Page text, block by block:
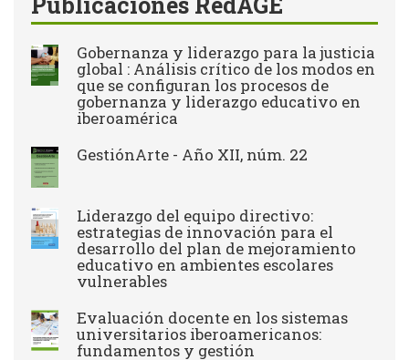
Gobernanza y liderazgo para la justicia
global : Análisis crítico de los modos en
que se configuran los procesos de
gobernanza y liderazgo educativo en
iberoamérica
GestiónArte - Año XII, núm. 22
Liderazgo del equipo directivo:
estrategias de innovación para el
desarrollo del plan de mejoramiento
educativo en ambientes escolares
vulnerables
Evaluación docente en los sistemas
universitarios iberoamericanos:
fundamentos y gestión